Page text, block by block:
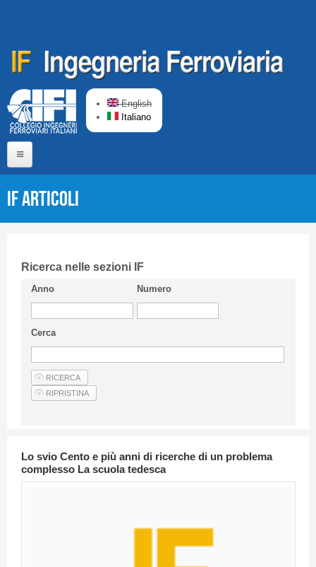
English
Italiano
CIFI in breve
Linee Guida
Privacy Policy
Articoli
IF Articoli
Ricerca nelle sezioni IF
Anno Numero
Cerca
Lo svio Cento e più anni di ricerche di un problema
complesso La scuola tedesca